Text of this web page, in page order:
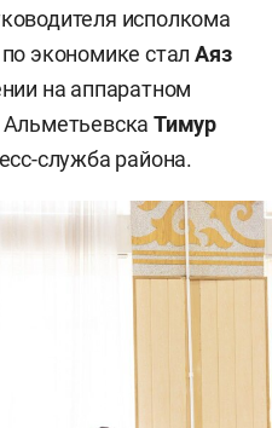
исполкома
экономике стал Аяз
на аппаратном
Тимур
служба района.